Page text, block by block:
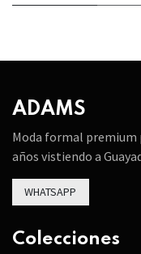
ADAMS
Moda formal premium
años vistiendo a
WHATSAPP
Colecciones